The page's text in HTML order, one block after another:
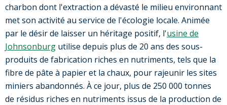
charbon dont l'extraction a dévasté le milieu environnant
met son activité au service de l'écologie locale. Animée
par le désir de laisser un héritage positif, l'usine de
Johnsonburg utilise depuis plus de 20 ans des sous-
produits de fabrication riches en nutriments, tels que la
fibre de pâte à papier et la chaux, pour rajeunir les sites
miniers abandonnés. À ce jour, plus de 250 000 tonnes
de résidus riches en nutriments issus de la production de